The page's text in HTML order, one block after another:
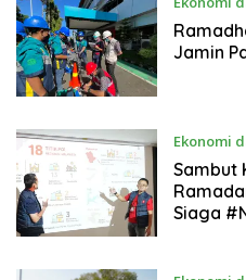
Jamin
Ekonomi
Sambut
Siaga